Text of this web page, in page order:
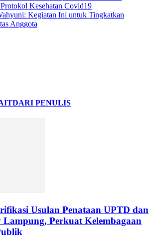
Kesehatan Covid19
Kegiatan Ini untuk Tingkatkan
Anggota
DARI PENULIS
Usulan Penataan UPTD dan
Lampung, Perkuat Kelembagaan